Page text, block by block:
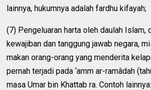
lainnya, hukumnya adalah fardhu kifayah;
(7) Pengeluaran harta oleh daulah Islam,
kewajiban dan tanggung jawab negara,
makan orang-orang yang menderita
pernah terjadi pada ‘amm ar-ramâdah
masa Umar bin Khattab ra. Contoh